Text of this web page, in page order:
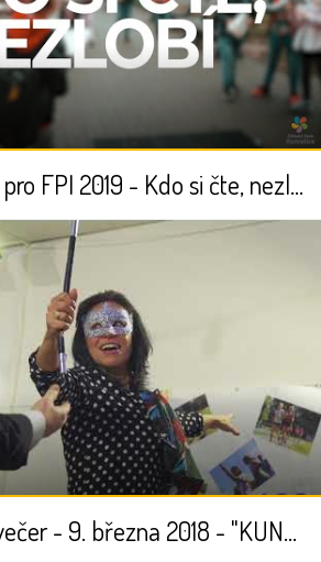
ZŠ KUNRATICE pro FPI 2019 - Kdo si čte, nezlobí
7. společenský večer - 9. března 2018 - "KUNRatický karnEVAL"